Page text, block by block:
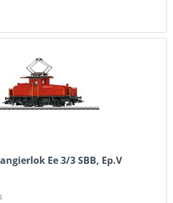
Ee 3/3 SBB, Ep.V